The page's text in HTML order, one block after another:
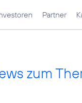
Partner
zum